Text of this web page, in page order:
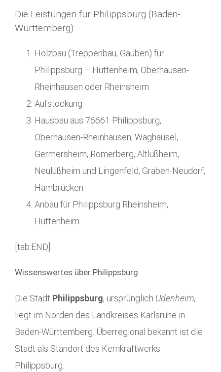
Die Leistungen für Philippsburg (Baden-
Württemberg)
Holzbau (Treppenbau, Gauben) für
Philippsburg – Huttenheim, Oberhausen-
Rheinhausen oder Rheinsheim
Aufstockung
Hausbau aus 76661 Philippsburg,
Oberhausen-Rheinhausen, Waghäusel,
Germersheim, Römerberg, Altlußheim,
Neulußheim und Lingenfeld, Graben-Neudorf,
Hambrücken
Anbau für Philippsburg Rheinsheim,
Huttenheim
[tab:END]
Wissenswertes über Philippsburg
Die Stadt Philippsburg, ursprünglich Udenheim,
liegt im Norden des Landkreises Karlsruhe in
Baden-Württemberg. Überregional bekannt ist die
Stadt als Standort des Kernkraftwerks
Philippsburg.